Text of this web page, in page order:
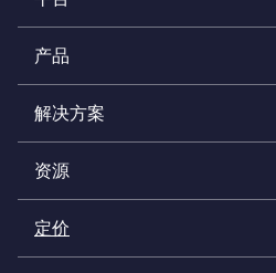
产品
解决方案
资源
定价